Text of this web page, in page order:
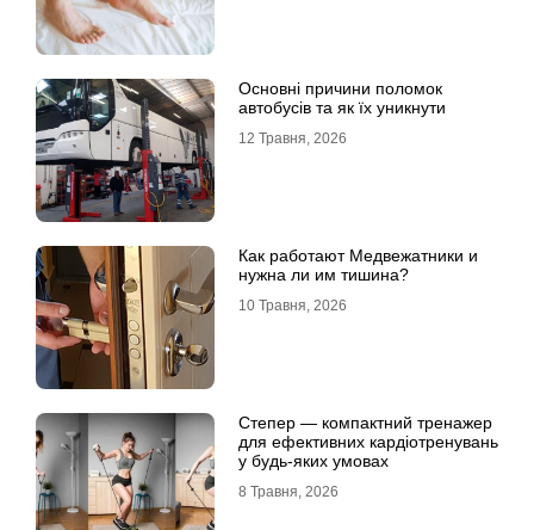
Основні причини поломок
автобусів та як їх уникнути
12 Травня, 2026
Как работают Медвежатники и
нужна ли им тишина?
10 Травня, 2026
Степер — компактний тренажер
для ефективних кардіотренувань
у будь-яких умовах
8 Травня, 2026